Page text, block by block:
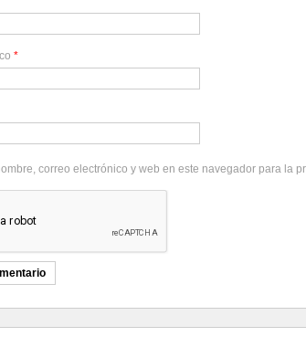
*
correo electrónico y web en este navegador para la